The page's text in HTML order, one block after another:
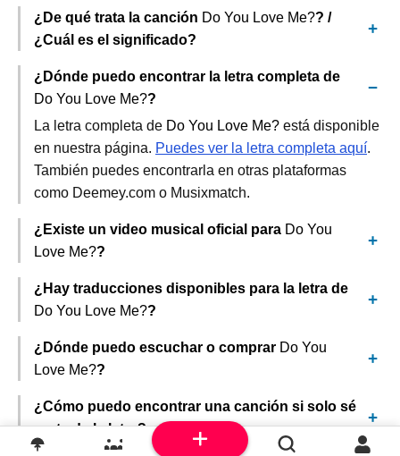
¿De qué trata la canción Do You Love Me?? /
¿Cuál es el significado?
¿Dónde puedo encontrar la letra completa de
Do You Love Me??
La letra completa de Do You Love Me? está disponible
en nuestra página. Puedes ver la letra completa aquí.
También puedes encontrarla en otras plataformas
como Deemey.com o Musixmatch.
¿Existe un video musical oficial para Do You
Love Me??
¿Hay traducciones disponibles para la letra de
Do You Love Me??
¿Dónde puedo escuchar o comprar Do You
Love Me??
¿Cómo puedo encontrar una canción si solo sé
parte de la letra?